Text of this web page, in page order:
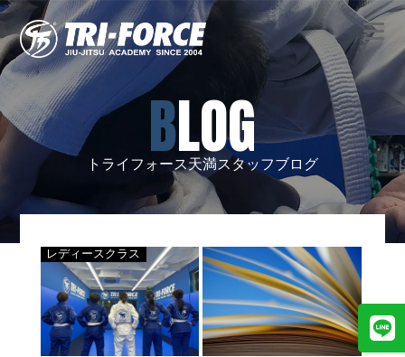
BLOG
トライフォース天満スタッフブログ
レディースクラス